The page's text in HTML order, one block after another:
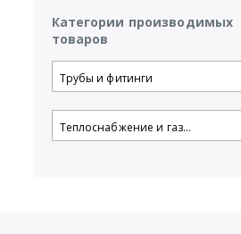
Категории производимых
товаров
Трубы и фитинги
Теплоснабжение и газ...